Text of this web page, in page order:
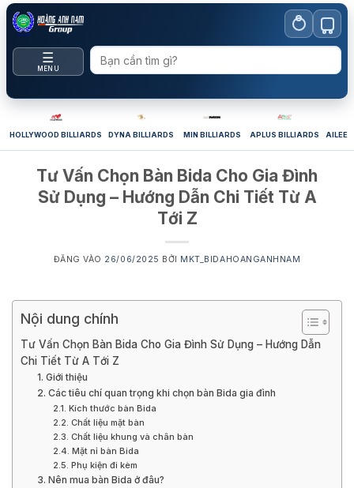
Bỏ
qua
nội
☰
MENU
HOLLYWOOD BILLIARDS DYNA BILLIARDS MIN BILLIARDS APLUS BILLIARDS
Tư Vấn Chọn Bàn Bida Cho Gia Đình
Sử Dụng – Hướng Dẫn Chi Tiết Từ A
Tới Z
ĐĂNG VÀO 26/06/2025 BỞI MKT_BIDAHOANGANHNAM
Nội dung chính
Tư Vấn Chọn Bàn Bida Cho Gia Đình Sử Dụng – Hướng Dẫn
Chi Tiết Từ A Tới Z
1. Giới thiệu
2. Các tiêu chí quan trọng khi chọn bàn Bida gia đình
2.1. Kích thước bàn Bida
2.2. Chất liệu mặt bàn
2.3. Chất liệu khung và chân bàn
2.4. Mặt nỉ bàn Bida
2.5. Phụ kiện đi kèm
3. Nên mua bàn Bida ở đâu?